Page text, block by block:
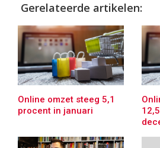
Gerelateerde artikelen:
Online omzet steeg 5,1
procent in januari